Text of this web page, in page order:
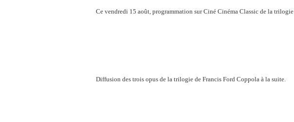
Ce vendredi 15 août, programmation sur Ciné Cinéma Classic de la trilogie
Diffusion des trois opus de la trilogie de Francis Ford Coppola à la suite.